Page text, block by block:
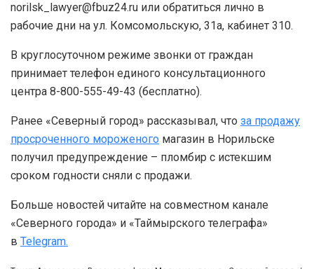
norilsk_lawyer@fbuz24.ru или обратиться лично в
рабочие дни на ул. Комсомольскую, 31а, кабинет 310.
В круглосуточном режиме звонки от граждан
принимает телефон единого консультационного
центра 8-800-555-49-43 (бесплатно).
Ранее «Северный город» рассказывал, что за продажу
просроченного мороженого магазин в Норильске
получил предупреждение – пломбир с истекшим
сроком годности сняли с продажи.
Больше новостей читайте на совместном канале
«Северного города» и «Таймырского телеграфа»
в Telegram.